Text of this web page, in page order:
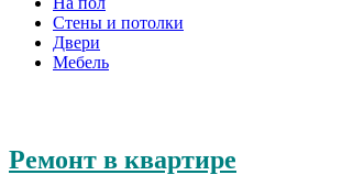
Стены и потолки
Двери
Мебель
Ремонт в квартире